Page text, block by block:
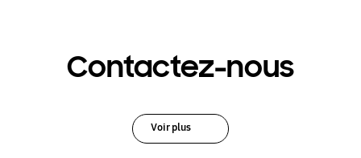
Contactez-nous
Voir plus